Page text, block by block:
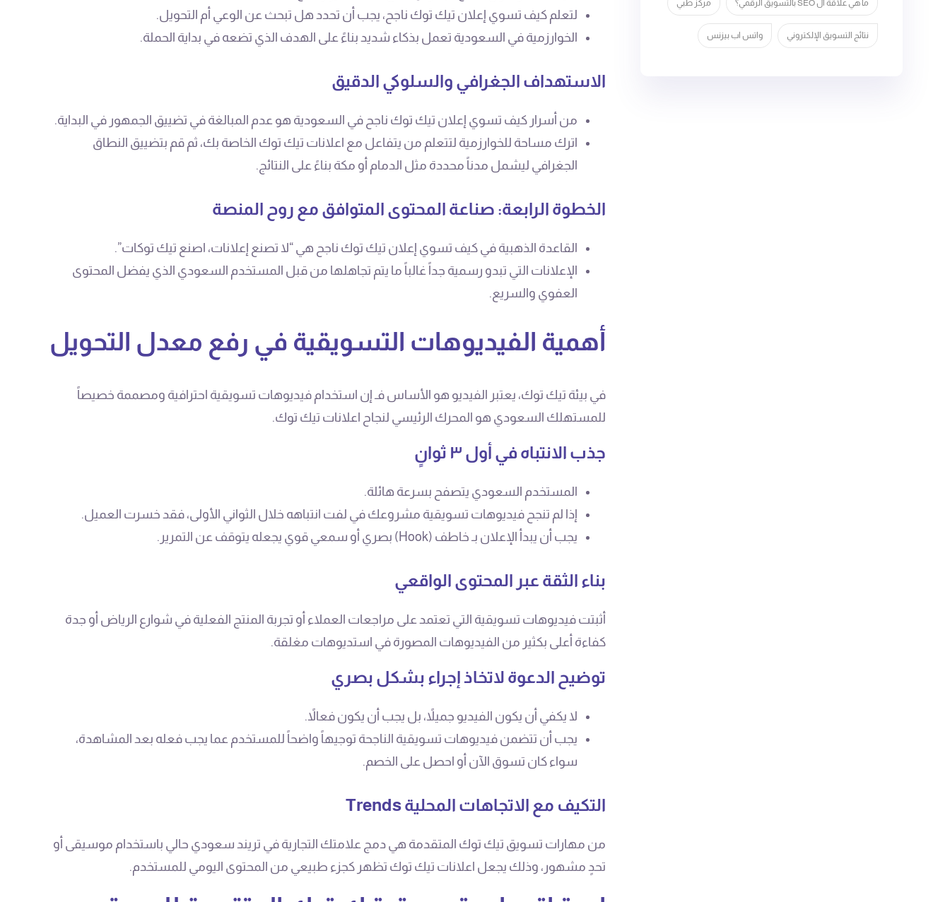
لتعلم كيف تسوي إعلان تيك توك ناجح، يجب أن تحدد هل تبحث عن الوعي أم التحويل.
الخوارزمية في السعودية تعمل بذكاء شديد بناءً على الهدف الذي تضعه في بداية الحملة.
الاستهداف الجغرافي والسلوكي الدقيق
من أسرار كيف تسوي إعلان تيك توك ناجح في السعودية هو عدم المبالغة في تضييق الجمهور في البداية.
اترك مساحة للخوارزمية لتتعلم من يتفاعل مع اعلانات تيك توك الخاصة بك، ثم قم بتضييق النطاق
الجغرافي ليشمل مدناً محددة مثل الدمام أو مكة بناءً على النتائج.
الخطوة الرابعة: صناعة المحتوى المتوافق مع روح المنصة
القاعدة الذهبية في كيف تسوي إعلان تيك توك ناجح هي “لا تصنع إعلانات، اصنع تيك توكات”.
الإعلانات التي تبدو رسمية جداً غالباً ما يتم تجاهلها من قبل المستخدم السعودي الذي يفضل المحتوى
العفوي والسريع.
أهمية الفيديوهات التسويقية في رفع معدل التحويل
في بيئة تيك توك، يعتبر الفيديو هو الأساس فـ إن استخدام فيديوهات تسويقية احترافية ومصممة خصيصاً
للمستهلك السعودي هو المحرك الرئيسي لنجاح اعلانات تيك توك.
جذب الانتباه في أول ٣ ثوانٍ
المستخدم السعودي يتصفح بسرعة هائلة.
إذا لم تنجح فيديوهات تسويقية مشروعك في لفت انتباهه خلال الثواني الأولى، فقد خسرت العميل.
يجب أن يبدأ الإعلان بـ خاطف (Hook) بصري أو سمعي قوي يجعله يتوقف عن التمرير.
بناء الثقة عبر المحتوى الواقعي
أثبتت فيديوهات تسويقية التي تعتمد على مراجعات العملاء أو تجربة المنتج الفعلية في شوارع الرياض أو جدة
كفاءة أعلى بكثير من الفيديوهات المصورة في استديوهات مغلقة.
توضيح الدعوة لاتخاذ إجراء بشكل بصري
لا يكفي أن يكون الفيديو جميلاً، بل يجب أن يكون فعالاً.
يجب أن تتضمن فيديوهات تسويقية الناجحة توجيهاً واضحاً للمستخدم عما يجب فعله بعد المشاهدة،
سواء كان تسوق الآن أو احصل على الخصم.
التكيف مع الاتجاهات المحلية Trends
من مهارات تسويق تيك توك المتقدمة هي دمج علامتك التجارية في تريند سعودي حالي باستخدام موسيقى أو
تحدٍ مشهور، وذلك يجعل اعلانات تيك توك تظهر كجزء طبيعي من المحتوى اليومي للمستخدم.
ما هي علاقة ال SEO بالتسويق الرقمي؟ مركز طبي
نتائج التسويق الإلكتروني واتس اب بيزنس